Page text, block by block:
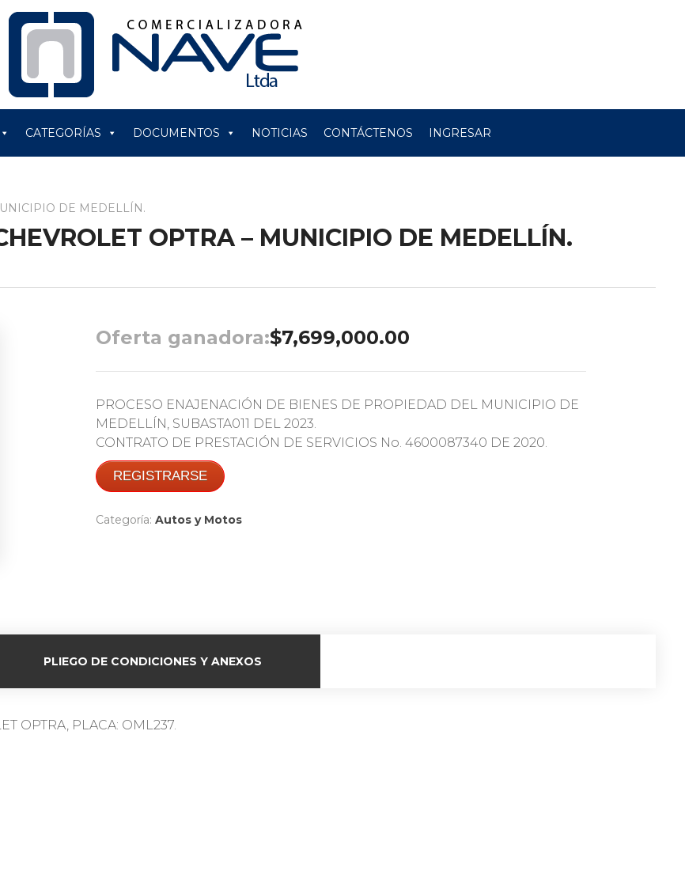
CATEGORÍAS DOCUMENTOS NOTICIAS CONTÁCTENOS INGRESAR
DE MEDELLÍN.
OPTRA – MUNICIPIO DE MEDELLÍN.
Oferta ganadora:$7,699,000.00
PROCESO ENAJENACIÓN DE BIENES DE PROPIEDAD DEL MUNICIPIO DE
MEDELLÍN, SUBASTA011 DEL 2023.
CONTRATO DE PRESTACIÓN DE SERVICIOS No. 4600087340 DE 2020.
REGISTRARSE
Categoría: Autos y Motos
PLIEGO DE CONDICIONES Y ANEXOS
OPTRA, PLACA: OML237.